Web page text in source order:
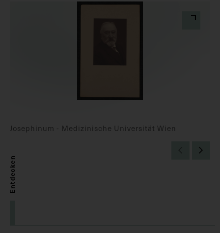
Josephinum - Medizinische Universität Wien
Entdecken